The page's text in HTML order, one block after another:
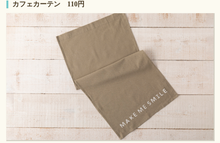
カフェカーテン 110円